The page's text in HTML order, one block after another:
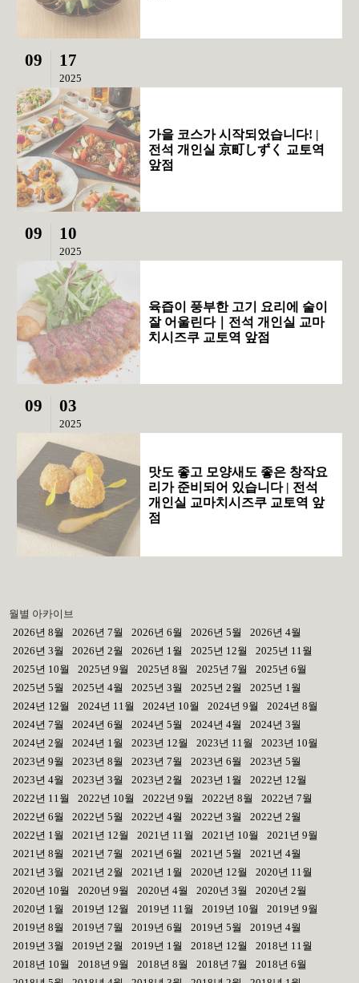
09 17
2025
가을 코스가 시작되었습니다! |
전석 개인실 京町しずく 교토역
앞점
09 10
2025
육즙이 풍부한 고기 요리에 술이
잘 어울린다｜전석 개인실 교마
치시즈쿠 교토역 앞점
09 03
2025
맛도 좋고 모양새도 좋은 창작요
리가 준비되어 있습니다 | 전석
개인실 교마치시즈쿠 교토역 앞
점
월별 아카이브
2026년 8월
2026년 7월 2026년 6월 2026년 5월
2026년 4월
2026년 3월
2026년 2월 2026년 1월 2025년 12월
2025년 11월
2025년 10월
2025년 9월 2025년 8월 2025년 7월
2025년 6월
2025년 5월
2025년 4월 2025년 3월 2025년 2월
2025년 1월
2024년 12월
2024년 11월 2024년 10월 2024년 9월
2024년 8월
2024년 7월
2024년 6월 2024년 5월 2024년 4월
2024년 3월
2024년 2월
2024년 1월 2023년 12월 2023년 11월
2023년 10월
2023년 9월
2023년 8월 2023년 7월 2023년 6월
2023년 5월
2023년 4월
2023년 3월 2023년 2월 2023년 1월
2022년 12월
2022년 11월
2022년 10월 2022년 9월 2022년 8월
2022년 7월
2022년 6월
2022년 5월 2022년 4월 2022년 3월
2022년 2월
2022년 1월
2021년 12월 2021년 11월 2021년 10월
2021년 9월
2021년 8월
2021년 7월 2021년 6월 2021년 5월
2021년 4월
2021년 3월
2021년 2월 2021년 1월 2020년 12월
2020년 11월
2020년 10월
2020년 9월 2020년 4월 2020년 3월
2020년 2월
2020년 1월
2019년 12월 2019년 11월 2019년 10월
2019년 9월
2019년 8월
2019년 7월 2019년 6월 2019년 5월
2019년 4월
2019년 3월
2019년 2월 2019년 1월 2018년 12월
2018년 11월
2018년 10월
2018년 9월 2018년 8월 2018년 7월
2018년 6월